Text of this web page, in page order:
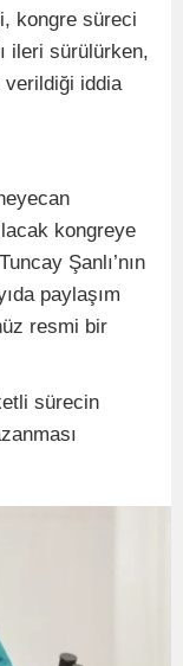
kongre süreci
ileri sürülürken,
verildiği iddia
kongreye
Şanlı’nın
paylaşım
resmi bir
sürecin